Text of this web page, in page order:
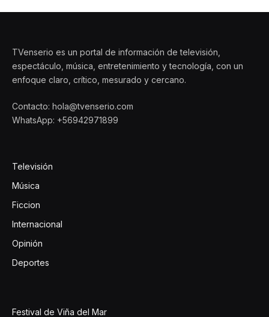
TVenserio es un portal de información de televisión,
espectáculo, música, entretenimiento y tecnología, con un
enfoque claro, crítico, mesurado y cercano.
Contacto: hola@tvenserio.com
WhatsApp: +56942971899
Televisión
Música
Ficcion
Internacional
Opinión
Deportes
Festival de Viña del Mar